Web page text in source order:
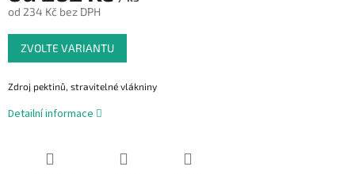
od 234 Kč bez DPH
Měrná
cena:
ZVOLTE VARIANTU
Zdroj pektinů, stravitelné vlákniny
Detailní informace